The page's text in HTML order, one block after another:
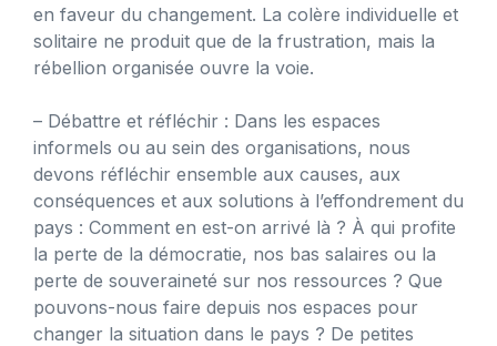
en faveur du changement. La colère individuelle et
solitaire ne produit que de la frustration, mais la
rébellion organisée ouvre la voie.
– Débattre et réfléchir : Dans les espaces
informels ou au sein des organisations, nous
devons réfléchir ensemble aux causes, aux
conséquences et aux solutions à l’effondrement du
pays : Comment en est-on arrivé là ? À qui profite
la perte de la démocratie, nos bas salaires ou la
perte de souveraineté sur nos ressources ? Que
pouvons-nous faire depuis nos espaces pour
changer la situation dans le pays ? De petites